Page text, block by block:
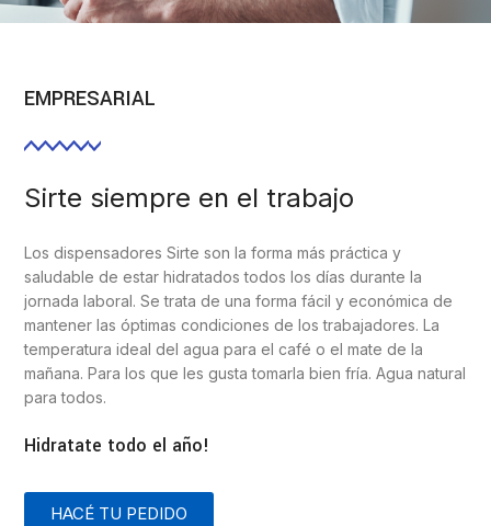
EMPRESARIAL
Sirte siempre en el trabajo
Los dispensadores Sirte son la forma más práctica y
saludable de estar hidratados todos los días durante la
jornada laboral. Se trata de una forma fácil y económica de
mantener las óptimas condiciones de los trabajadores. La
temperatura ideal del agua para el café o el mate de la
mañana. Para los que les gusta tomarla bien fría. Agua natural
para todos.
Hidratate todo el año!
HACÉ TU PEDIDO